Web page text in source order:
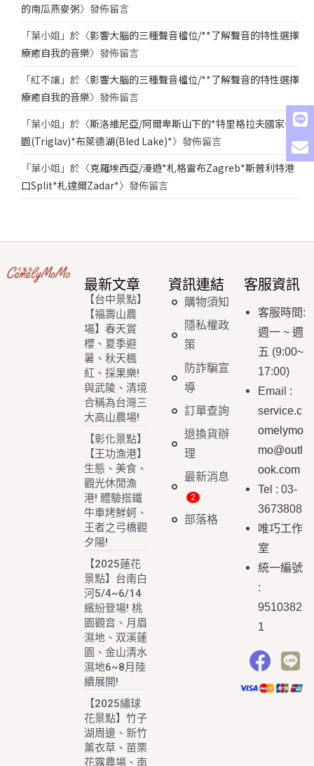
的南瓜燕麥粥〉發佈留言
「葉小姐 」於〈影響大腦的三種聲音檔位/**了解聲音的特性選擇
療癒自我的音樂〉發佈留言
「紅不讓 」於〈影響大腦的三種聲音檔位/**了解聲音的特性選擇
療癒自我的音樂〉發佈留言
「葉小姐 」於〈斯洛維尼亞/阿爾卑斯山下的*特里格拉夫國家公
園(Triglav)*布萊德湖(Bled Lake)*〉發佈留言
「葉小姐 」於〈克羅埃西亞/漫遊*札格雷布Zagreb*斯普利特港
口Split*札達爾Zadar*〉發佈留言
最新文章
【台中景點】
【福壽山農
場】春天賞
櫻、夏季避
暑、秋天楓
紅、採果樂!
與武陵、清境
合稱為台灣三
大高山農場!
【彰化景點】
【王功漁港】
生態、美食、
觀光休閒漁
港! 體驗搭鐵
牛車烤鮮蚵、
王者之弓橋觀
夕陽!
【2025蓮花
景點】台南白
河5/4~6/14
繽紛登場! 桃
園觀音、月眉
濕地、双溪蓮
園、金山清水
濕地6~8月陸
續展開!
【2025繡球
花景點】竹子
湖周邊、新竹
薰衣草、苗栗
花露農場、南
資訊連結
購物須知
隱私權政
策
防詐騙宣
導
訂單查詢
退換貨辦
理
最新消息
部落格
客服資訊
客服時間:
週一 ~ 週
五 (9:00~
17:00)
Email :
service.c
omelymo
mo@outl
ook.com
Tel : 03-
3673808
唯巧工作
室
統一編號
:
9510382
1